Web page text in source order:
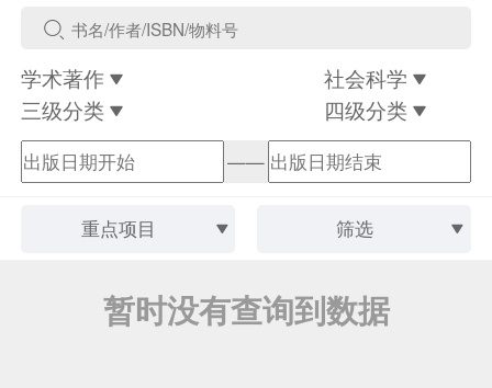
学术著作
社会科学
三级分类
四级分类
——
重点项目 筛选
暂时没有查询到数据